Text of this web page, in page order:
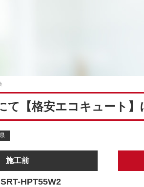
て【格安エコキュート】
施工前
HPT55W2